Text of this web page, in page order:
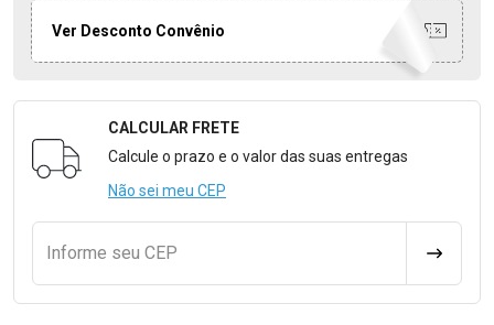
Ver Desconto Convênio
Formulário para Calcular o Frete
CALCULAR FRETE
Calcule o prazo e o valor das suas entregas
Não sei meu CEP
Informe seu CEP